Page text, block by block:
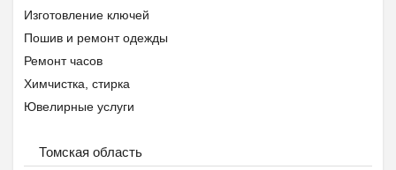
Изготовление ключей
Пошив и ремонт одежды
Ремонт часов
Химчистка, стирка
Ювелирные услуги
Томская область